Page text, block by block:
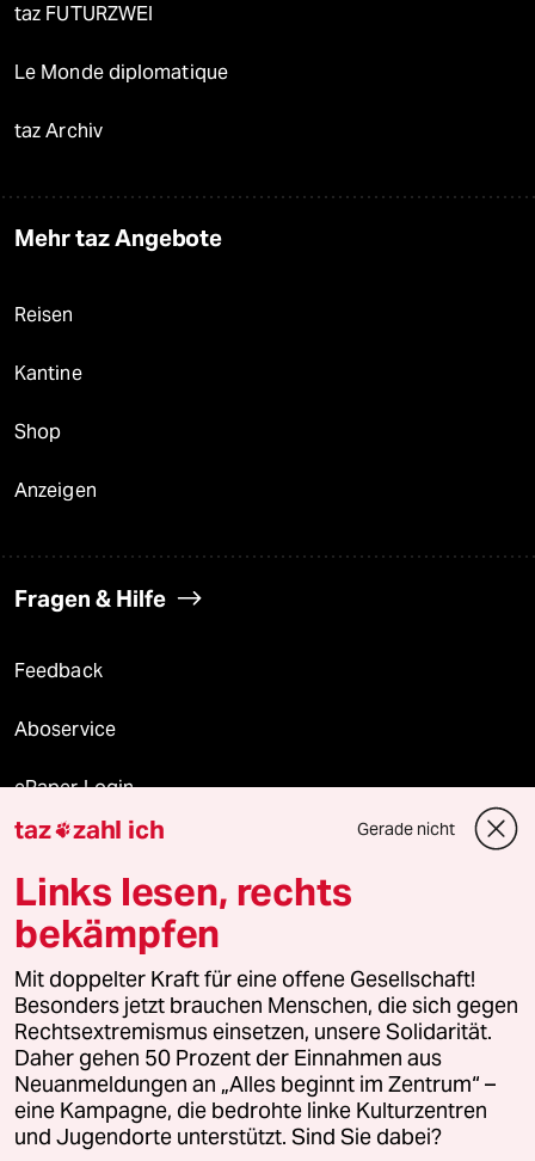
taz FUTURZWEI
Le Monde diplomatique
taz Archiv
Mehr taz Angebote
Reisen
Kantine
Shop
Anzeigen
Fragen & Hilfe
Feedback
Aboservice
ePaper Login
Downloads für Abonnierende
© 2026 taz Verlags und Vertriebs GmbH
Alle Rechte vorbehalten. Bei rechtlichen Fragen oder für Genehmigungen
wenden Sie sich bitte an
lizenzen@taz.de
Feedback Redaktionsstatut Kommune-Richtlinien
Leitlinie Informant Datenschutz Impressum AGB
taz zahl ich Gerade nicht
Links lesen, rechts
bekämpfen
Mit doppelter Kraft für eine offene Gesellschaft!
Besonders jetzt brauchen Menschen, die sich gegen
Rechtsextremismus einsetzen, unsere Solidarität.
Daher gehen 50 Prozent der Einnahmen aus
Neuanmeldungen an „Alles beginnt im Zentrum“ –
eine Kampagne, die bedrohte linke Kulturzentren
und Jugendorte unterstützt. Sind Sie dabei?